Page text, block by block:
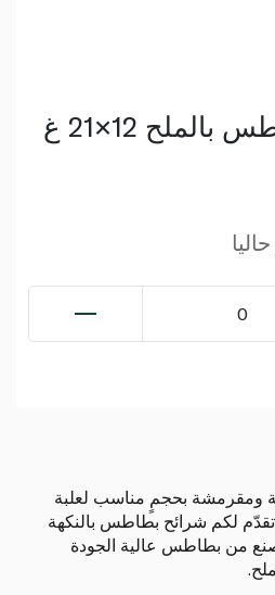
12×21 غ
0
ومقرمشة بحجمٍ مناسب لعلبة
تقدّم لكم شرائح بطاطس بالنكهة
تُصنع من بطاطس عالية الجودة